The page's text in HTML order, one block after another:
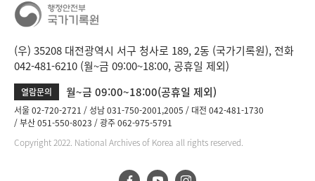
(우) 35208 대전광역시 서구 청사로 189, 2동 (국가기록원), 전화
042-481-6210 (월~금 09:00~18:00, 공휴일 제외)
열람문의 월~금 09:00~18:00(공휴일 제외)
서울 02-720-2721 성남 031-750-2001,2005
대전 042-481-1730
부산 051-550-8023
광주 062-975-5791
Copyright 2022. National Archives of Korea all rights reserved.